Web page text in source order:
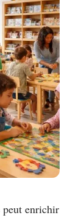
peut enrichir